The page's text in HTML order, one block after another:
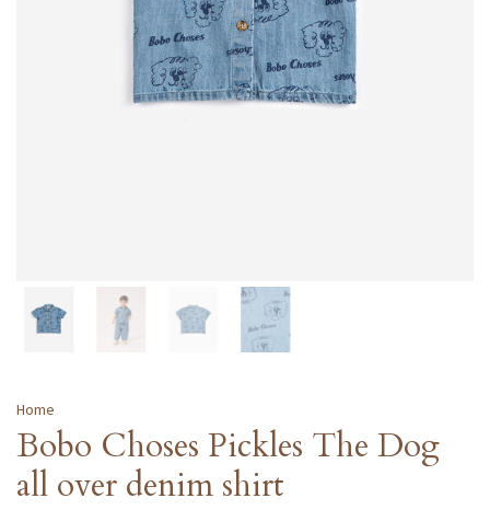
Home
Bobo Choses Pickles The Dog
all over denim shirt